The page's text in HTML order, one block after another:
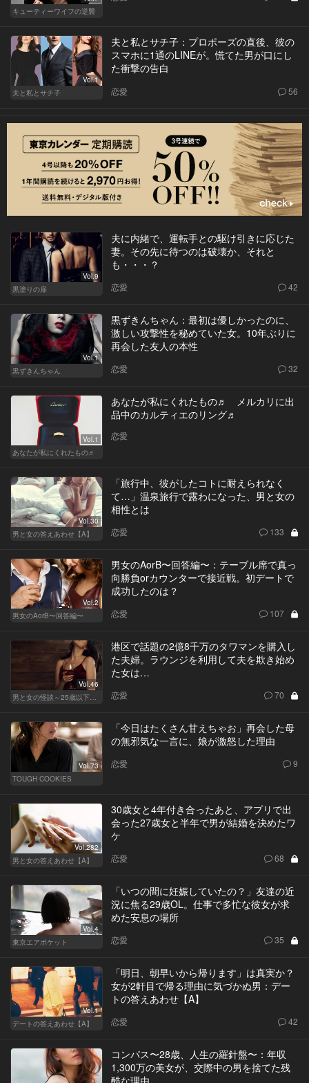
キューティーワイフの逆襲
Vol.1
夫と私とサチ子
夫と私とサチ子：プロポーズの直後、彼の
スマホに1通のLINEが。慌てた男が口にし
た衝撃の告白
恋愛 56
Vol.9
黒塗りの扉
夫に内緒で、運転手との駆け引きに応じた
妻。その先に待つのは破壊か、それと
も・・・？
恋愛 42
Vol.1
黒ずきんちゃん
黒ずきんちゃん：最初は優しかったのに、
激しい攻撃性を秘めていた女。10年ぶりに
再会した友人の本性
恋愛 32
Vol.1
あなたが私にくれたもの♬
あなたが私にくれたもの♬ メルカリに出
品中のカルティエのリング♬
恋愛
Vol.30
男と女の答えあわせ【A】
「旅行中、彼がしたコトに耐えられなく
て…」温泉旅行で露わになった、男と女の
相性とは
恋愛 133
Vol.2
男女のAorB〜回答編〜
男女のAorB〜回答編〜：テーブル席で真っ
向勝負orカウンターで接近戦。初デートで
成功したのは？
恋愛 107
Vol.46
男と女の怪談～25歳以下閲覧禁止～
港区で話題の2億8千万のタワマンを購入し
た夫婦。ラウンジを利用して夫を欺き始め
た女は…
恋愛 70
Vol.73
TOUGH COOKIES
「今日はたくさん甘えちゃお」再会した母
の無邪気な一言に、娘が激怒した理由
恋愛 9
Vol.282
男と女の答えあわせ【A】
30歳女と4年付き合ったあと、アプリで出
会った27歳女と半年で男が結婚を決めたワ
ケ
恋愛 68
Vol.4
東京エアポケット
「いつの間に妊娠していたの？」友達の近
況に焦る29歳OL。仕事で多忙な彼女が求
めた安息の場所
恋愛 35
Vol.1
デートの答えあわせ【A】
「明日、朝早いから帰ります」は真実か？
女が2軒目で帰る理由に気づかぬ男：デー
トの答えあわせ【A】
恋愛 42
コンパス〜28歳、人生の羅針盤〜：年収
1,300万の美女が、交際中の男を捨てた残
酷な理由